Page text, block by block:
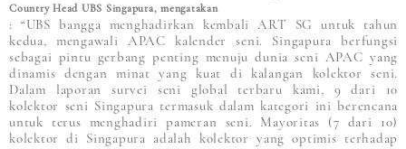
Country Head UBS Singapura, mengatakan
: “UBS bangga menghadirkan kembali ART SG untuk tahun
kedua, mengawali APAC kalender seni. Singapura berfungsi
sebagai pintu gerbang penting menuju dunia seni APAC yang
dinamis dengan minat yang kuat di kalangan kolektor seni.
Dalam laporan survei seni global terbaru kami, 9 dari 10
kolektor seni Singapura termasuk dalam kategori ini berencana
untuk terus menghadiri pameran seni. Mayoritas (7 dari 10)
kolektor di Singapura adalah kolektor yang optimis terhadap